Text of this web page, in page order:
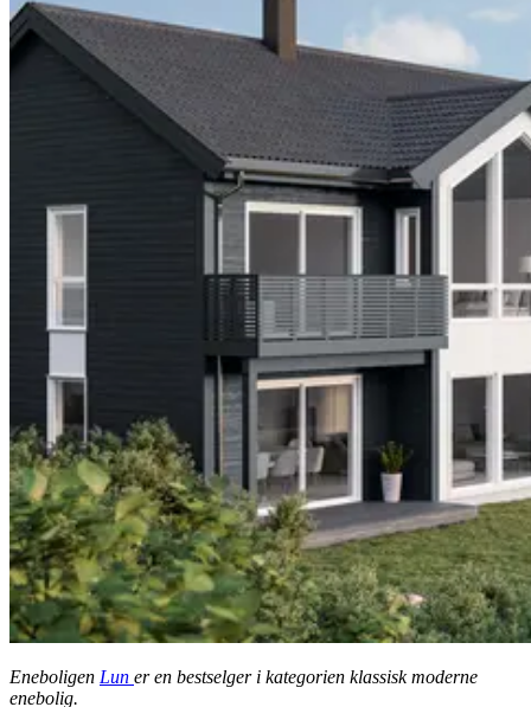
Eneboligen Lun er en bestselger i kategorien klassisk moderne
enebolig.